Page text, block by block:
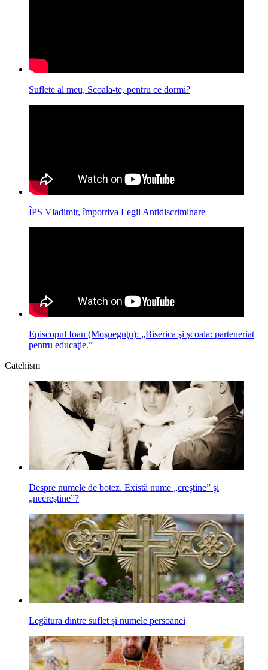
Suflete al meu, Scoala-te, pentru ce dormi?
ÎPS Vladimir, împotriva Legii Antidiscriminare
Episcopul Ioan (Moşneguţu): „Biserica şi şcoala: parteneriat
pentru educaţie.”
Catehism
Despre numele de botez. Există nume „creştine” şi
„necreştine”?
Legătura dintre suflet și numele persoanei